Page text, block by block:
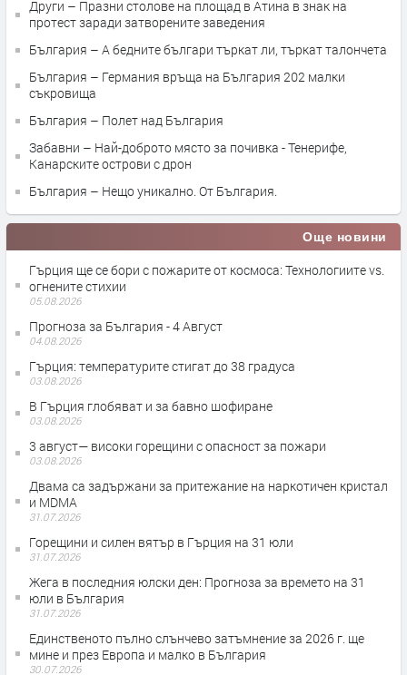
Други – Празни столове на площад в Атина в знак на
протест заради затворените заведения
България – А бедните българи търкат ли, търкат талончета
България – Германия връща на България 202 малки
съкровища
България – Полет над България
Забавни – Най-доброто място за почивка - Тенерифе,
Канарските острови с дрон
България – Нещо уникално. От България.
Още новини
Гърция ще се бори с пожарите от космоса: Технологиите vs.
огнените стихии
05.08.2026
Прогноза за България - 4 Август
04.08.2026
Гърция: температурите стигат до 38 градуса
03.08.2026
В Гърция глобяват и за бавно шофиране
03.08.2026
3 август— високи горещини с опасност за пожари
03.08.2026
Двама са задържани за притежание на наркотичен кристал
и MDMA
31.07.2026
Горещини и силен вятър в Гърция на 31 юли
31.07.2026
Жега в последния юлски ден: Прогноза за времето на 31
юли в България
31.07.2026
Единственото пълно слънчево затъмнение за 2026 г. ще
мине и през Европа и малко в България
30.07.2026